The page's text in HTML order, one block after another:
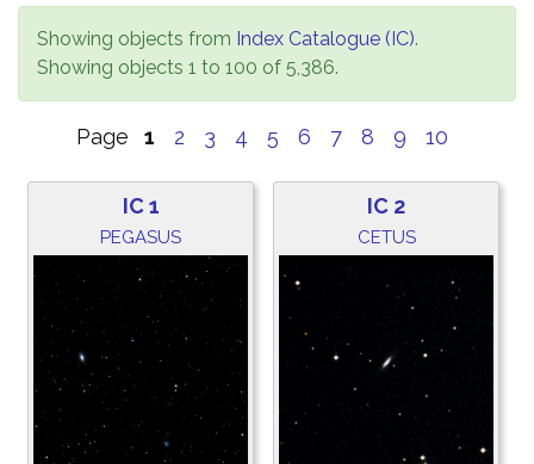
Showing objects from Index Catalogue (IC).
Showing objects 1 to 100 of 5,386.
Page 1 2 3 4 5 6 7 8 9 10
IC 1
PEGASUS
IC 2
CETUS